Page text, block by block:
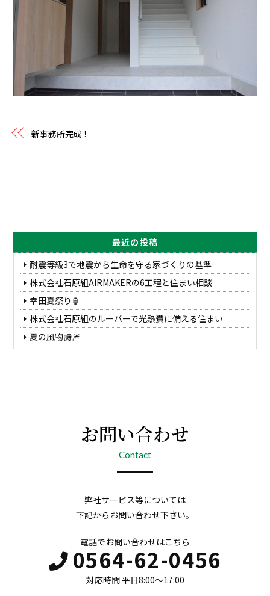
新事務所完成！
最近の投稿
耐震等級3で地震から生命を守る家づくりの基準
株式会社石原組AIRMAKERの6工程と住まい相談
幸田夏祭り🏮
株式会社石原組のルーパーで光熱費に備える住まい
夏の風物詩🎆
お問い合わせ
Contact
弊社サービス等については
下記からお問い合わせ下さい。
電話でお問い合わせはこちら
0564-62-0456
対応時間 平日8:00〜17:00